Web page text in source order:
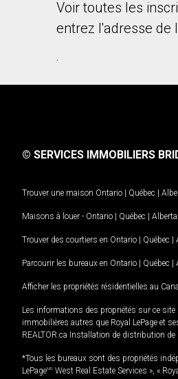
Voir toutes les
entrez l'adresse de
.
© SERVICES IMMOBILIERS
Trouver une maison Ontario | Québec |
Maisons à louer - Ontario | Québec | Alberta
Trouver des courtiers en Ontario | Québec |
Parcourir les bureaux en Ontario | Québec |
Afficher les propriétés résidentielles au
Les informations des propriétés sur ce
immobilières autres que Royal LePage et
REALTOR.ca Installation de distribution de
*Tous les bureaux sont des propriétés
LePageMD West Real Estate Services », «